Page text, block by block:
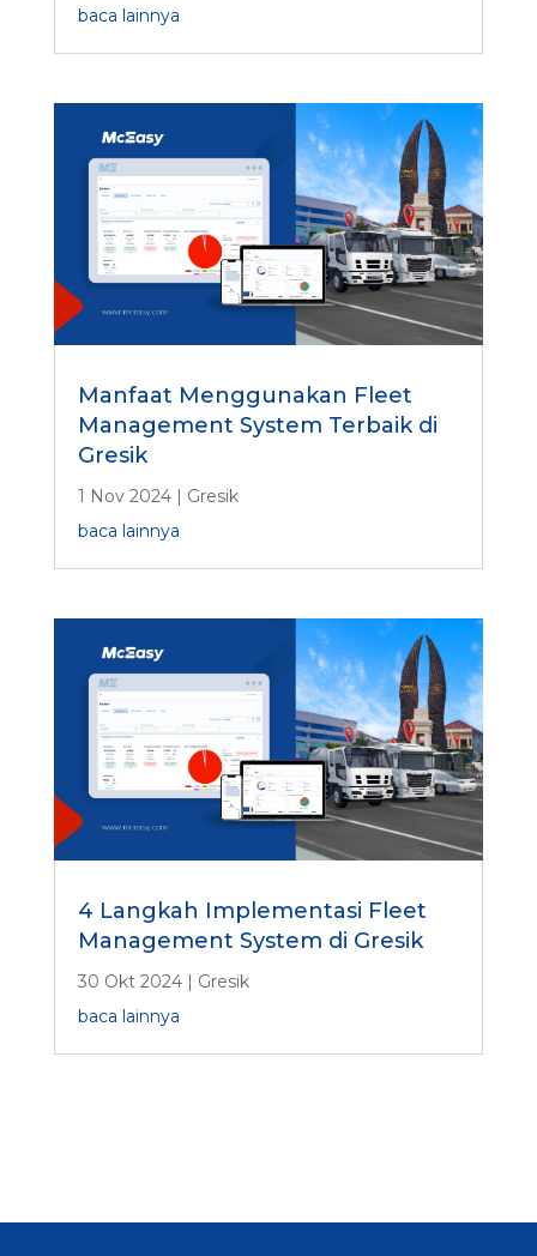
baca lainnya
Manfaat Menggunakan Fleet
Management System Terbaik di
Gresik
1 Nov 2024| Gresik
baca lainnya
4 Langkah Implementasi Fleet
Management System di Gresik
30 Okt 2024| Gresik
baca lainnya